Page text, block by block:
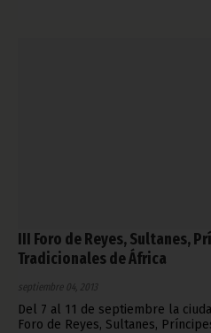
III Foro de Reyes, Sultanes,
Tradicionales de África
septiembre 04, 2013
Del 7 al 11 de septiembre la
Foro de Reyes, Sultanes,